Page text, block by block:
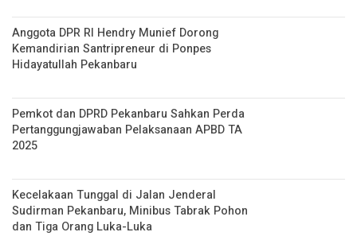
Anggota DPR RI Hendry Munief Dorong
Kemandirian Santripreneur di Ponpes
Hidayatullah Pekanbaru
Pemkot dan DPRD Pekanbaru Sahkan Perda
Pertanggungjawaban Pelaksanaan APBD TA
2025
Kecelakaan Tunggal di Jalan Jenderal
Sudirman Pekanbaru, Minibus Tabrak Pohon
dan Tiga Orang Luka-Luka